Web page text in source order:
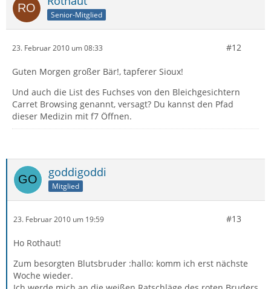
Senior-Mitglied
23. Februar 2010 um 08:33 #12
Guten Morgen großer Bär!, tapferer Sioux!
Und auch die List des Fuchses von den Bleichgesichtern
Carret Browsing genannt, versagt? Du kannst den Pfad
dieser Medizin mit f7 Öffnen.
goddigoddi
Mitglied
23. Februar 2010 um 19:59 #13
Ho Rothaut!
Zum besorgten Blutsbruder :hallo: komm ich erst nächste
Woche wieder.